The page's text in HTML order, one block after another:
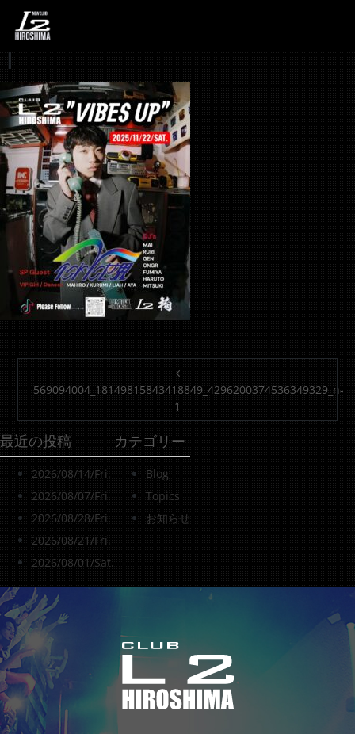
1
投稿ナビゲーション
569094004_18149815843418849_4296200374536349329_n-
1
最近の投稿
2026/08/14/Fri.
2026/08/07/Fri.
2026/08/28/Fri.
2026/08/21/Fri.
2026/08/01/Sat.
カテゴリー
Blog
Topics
お知らせ